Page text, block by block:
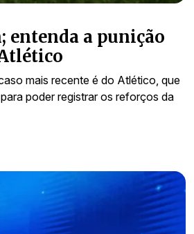
entenda a punição
mais recente é do Atlético, que
poder registrar os reforços da